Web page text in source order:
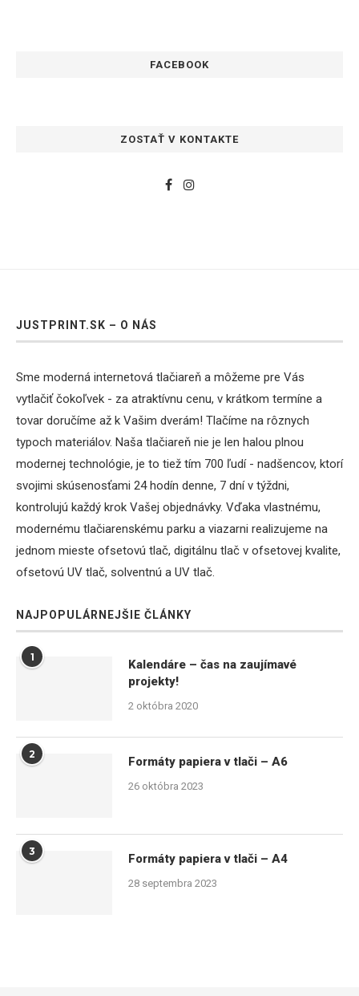
FACEBOOK
ZOSTAŤ V KONTAKTE
JUSTPRINT.SK – O NÁS
Sme moderná internetová tlačiareň a môžeme pre Vás
vytlačiť čokoľvek - za atraktívnu cenu, v krátkom termíne a
tovar doručíme až k Vašim dverám! Tlačíme na rôznych
typoch materiálov. Naša tlačiareň nie je len halou plnou
modernej technológie, je to tiež tím 700 ľudí - nadšencov, ktorí
svojimi skúsenosťami 24 hodín denne, 7 dní v týždni,
kontrolujú každý krok Vašej objednávky. Vďaka vlastnému,
modernému tlačiarenskému parku a viazarni realizujeme na
jednom mieste ofsetovú tlač, digitálnu tlač v ofsetovej kvalite,
ofsetovú UV tlač, solventnú a UV tlač.
NAJPOPULÁRNEJŠIE ČLÁNKY
1
Kalendáre – čas na zaujímavé
projekty!
2 októbra 2020
2
Formáty papiera v tlači – A6
26 októbra 2023
3
Formáty papiera v tlači – A4
28 septembra 2023